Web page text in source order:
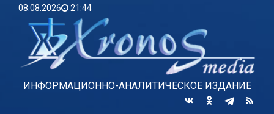
08.08.2026 21:44
ИНФОРМАЦИОННО-АНАЛИТИЧЕСКОЕ ИЗДАНИЕ